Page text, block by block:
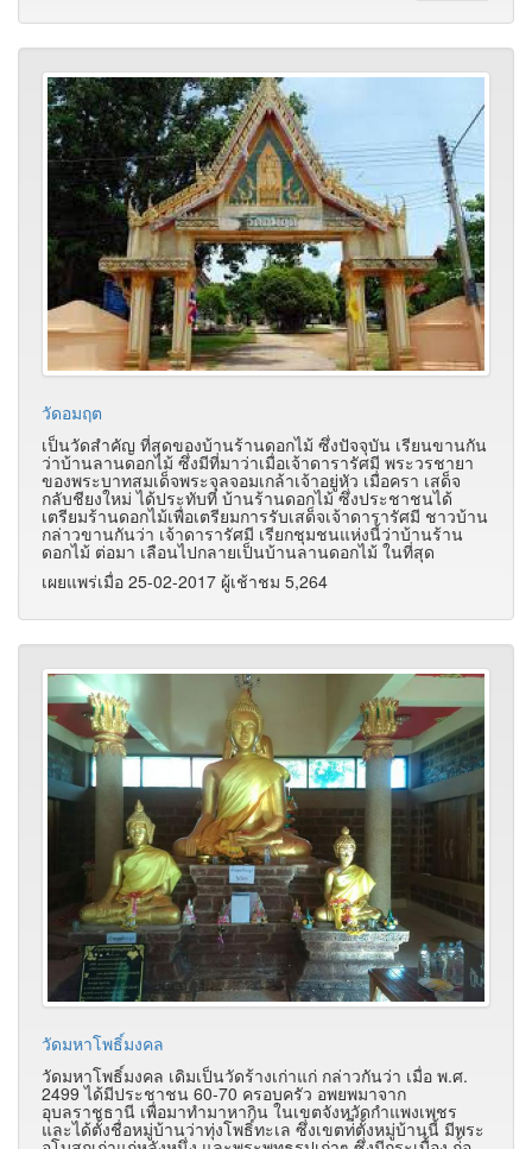
วัดอมฤต
เป็นวัดสำคัญ ที่สุดของบ้านร้านดอกไม้ ซึ่งปัจจุบัน เรียนขานกัน
ว่าบ้านลานดอกไม้ ซึ่งมีที่มาว่าเมื่อเจ้าดารารัศมี พระวรชายา
ของพระบาทสมเด็จพระจุลจอมเกล้าเจ้าอยู่หัว เมื่อครา เสด็จ
กลับชียงใหม่ ได้ประทับที่ บ้านร้านดอกไม้ ซึ่งประชาชนได้
เตรียมร้านดอกไม้เพื่อเตรียมการรับเสด็จเจ้าดารารัศมี ชาวบ้าน
กล่าวขานกันว่า เจ้าดารารัศมี เรียกชุมชนแห่งนี้ว่าบ้านร้าน
ดอกไม้ ต่อมา เลือนไปกลายเป็นบ้านลานดอกไม้ ในที่สุด
เผยแพร่เมื่อ 25-02-2017 ผู้เช้าชม 5,264
วัดมหาโพธิ์มงคล
วัดมหาโพธิ์มงคล เดิมเป็นวัดร้างเก่าแก่ กล่าวกันว่า เมื่อ พ.ศ.
2499 ได้มีประชาชน 60-70 ครอบครัว อพยพมาจาก
อุบลราชธานี เพื่อมาทำมาหากิน ในเขตจังหวัดกำแพงเพชร
และได้ตั้งชื่อหมู่บ้านว่าทุ่งโพธิ์ทะเล ซึ่งเขตท่ี่ตั้งหมู่บ้านนี้ มีพระ